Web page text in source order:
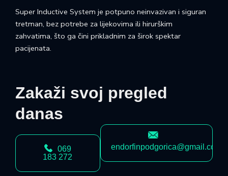
Super Inductive System je potpuno neinvazivan i siguran
tretman, bez potrebe za lijekovima ili hirurškim
zahvatima, što ga čini prikladnim za širok spektar
pacijenata.
Zakaži svoj pregled
danas
069
183 272
endorfinpodgorica@gmail.com